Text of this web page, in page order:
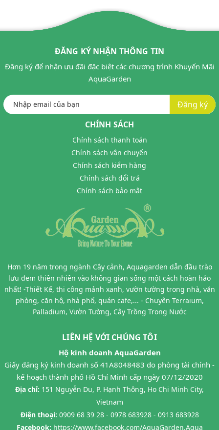
ĐĂNG KÝ NHẬN THÔNG TIN
Đăng ký để nhận ưu đãi đặc biệt các chương trình Khuyến Mãi
AquaGarden
Đăng ký
CHÍNH SÁCH
Chính sách thanh toán
Chính sách vận chuyển
Chính sách kiểm hàng
Chính sách đổi trả
Chính sách bảo mật
Hơn 19 năm trong ngành Cây cảnh, Aquagarden dẫn đầu trào
lưu đem thiên nhiên vào không gian sống một cách hoàn hảo
nhất! -Thiết Kế, thi công mảnh xanh, vườn tường trong nhà, văn
phòng, căn hộ, nhà phố, quán cafe,... - Chuyên Terraium,
Palladium, Vườn Tường, Cây Trồng Trong Nước
LIÊN HỆ VỚI CHÚNG TÔI
Hộ kinh doanh AquaGarden
Giấy đăng ký kinh doanh số 41A8048483 do phòng tài chính -
kế hoạch thành phố Hồ Chí Minh cấp ngày 07/12/2020
Địa chỉ: 151 Nguyễn Du, P. Hạnh Thông, Ho Chi Minh City,
Vietnam
Điện thoại: 0909 68 39 28 - 0978 683928 - 0913 683928
Facebook: https://www.facebook.com/AquaGarden.Aqua